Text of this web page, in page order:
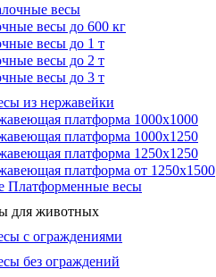
весы
весы до 600 кг
весы до 1 т
весы до 2 т
весы до 3 т
из нержавейки
платформа 1000х1000
платформа 1000х1250
платформа 1250х1250
платформа от 1250х1500
Платформенные весы
для животных
с ограждениями
без ограждений